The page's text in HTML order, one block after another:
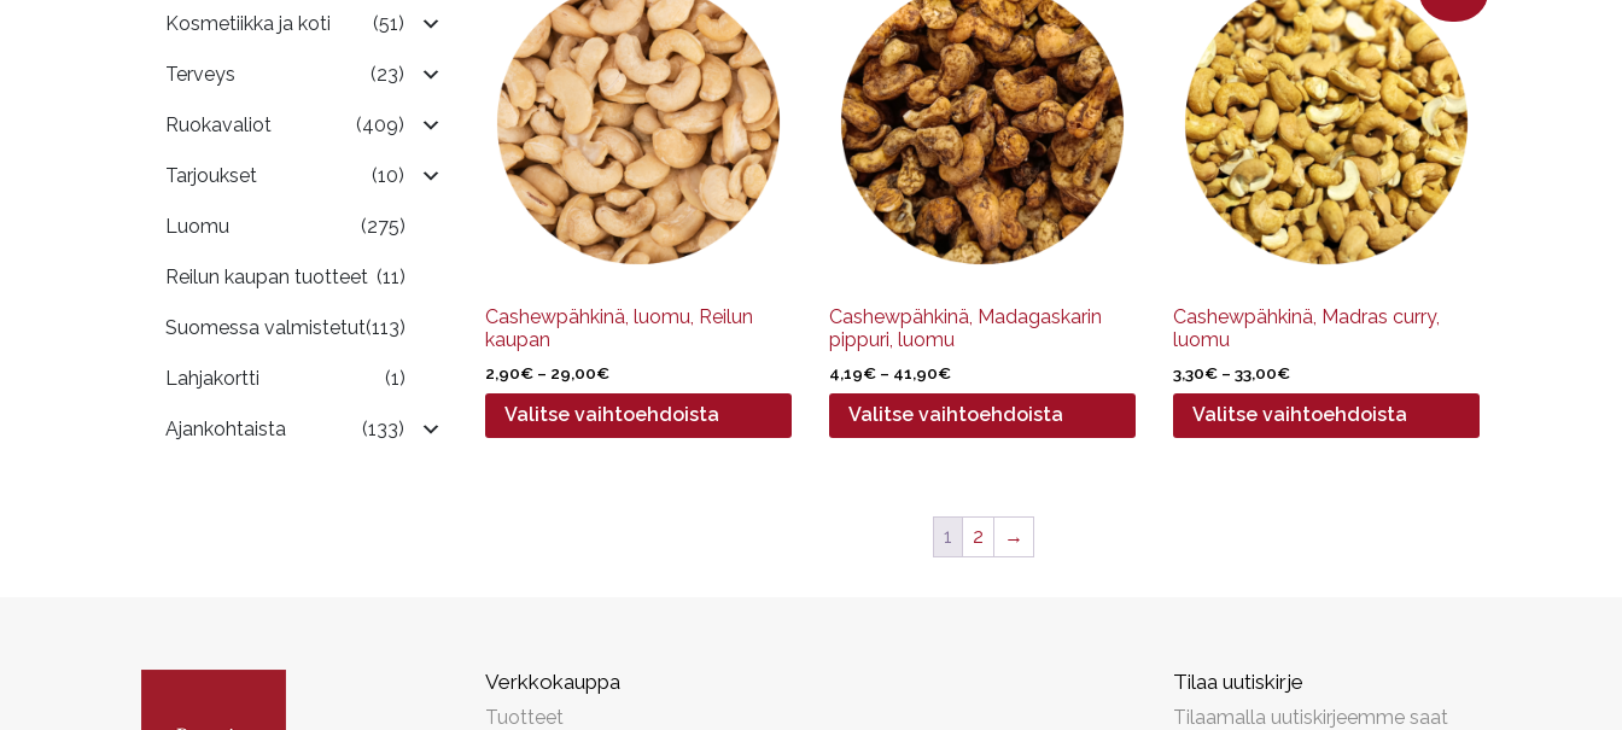
Kosmetiikka ja koti (51)
Terveys (23)
Ruokavaliot (409)
Tarjoukset (10)
Luomu (275)
Reilun kaupan tuotteet (11)
Suomessa valmistetut(113)
Lahjakortti (1)
Ajankohtaista (133)
Cashewpähkinä, luomu, Reilun
kaupan
2,90€ – 29,00€Hintaluokka:
2,90€
-
29,00€
Valitse vaihtoehdoista
tuotteella
useampi
muunnelma.
Voit
tehdä
valinnat
tuotteen
Cashewpähkinä, Madagaskarin
pippuri, luomu
4,19€ – 41,90€Hintaluokka:
4,19€
-
41,90€
Valitse vaihtoehdoista
tuotteella
useampi
muunnelma.
Voit
tehdä
valinnat
tuotteen
Cashewpähkinä, Madras curry,
luomu
3,30€ – 33,00€Hintaluokka:
3,30€
-
33,00€
Valitse vaihtoehdoista
tuotteella
useampi
muunnelma.
Voit
tehdä
valinnat
tuotteen
1 2 →
Verkkokauppa
Tuotteet
Tilaa uutiskirje
Tilaamalla uutiskirjeemme saat